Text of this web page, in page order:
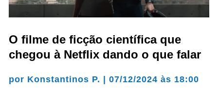
O filme de ficção científica que
chegou à Netflix dando o que falar
por Konstantinos P. 07/12/2024 às 18:00